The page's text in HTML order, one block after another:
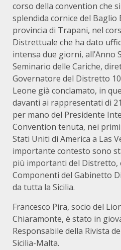
corso della convention che
splendida cornice del Baglio
provincia di Trapani, nel
Distrettuale che ha dato
intensa due giorni, all’Anno
Seminario delle Cariche,
Governatore del Distretto
Leone già conclamato, in
davanti ai rappresentati di
per mano del Presidente
Convention tenuta, nei
Stati Uniti di America a Las
importante contesto sono
più importanti del Distretto,
Componenti del Gabinetto
da tutta la Sicilia.
Francesco Pira, socio del
Chiaramonte, è stato in
Responsabile della Rivista
Sicilia-Malta.